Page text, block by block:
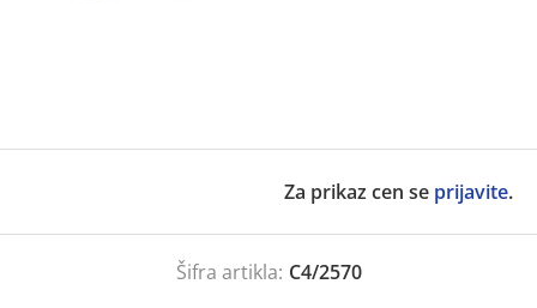
Za prikaz cen se prijavite.
Šifra artikla: C4/2570